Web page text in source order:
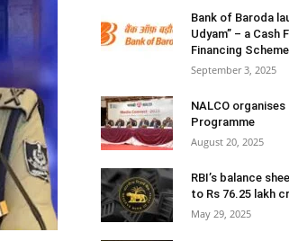
Bank of Baroda
Udyam” – a Cash
Financing
September 3, 2025
NALCO
Programme
August 20, 2025
RBI’s balance
to Rs 76.25 lakh
May 29, 2025